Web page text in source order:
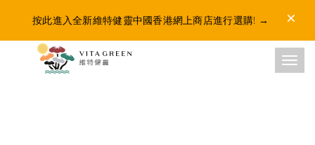
按此進入全新維特健靈中國香港網上商店進行選購! →